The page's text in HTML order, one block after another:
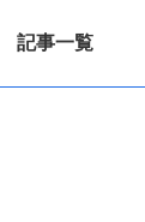
記事一覧